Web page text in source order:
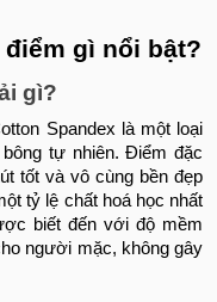
gì nổi bật?
gì?
Spandex là một loại
tự nhiên. Điểm đặc
tốt và vô cùng bền đẹp
tỷ lệ chất hoá học nhất
biết đến với độ mềm
người mặc, không gây